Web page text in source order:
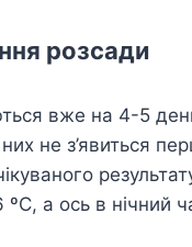
розсади
вже на 4-5
них не з’явиться
а ось в нічний